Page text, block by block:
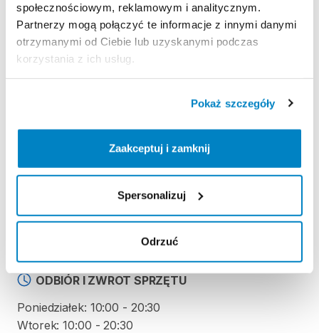
społecznościowym, reklamowym i analitycznym.
Partnerzy mogą połączyć te informacje z innymi danymi
otrzymanymi od Ciebie lub uzyskanymi podczas
korzystania z ich usług.
Pokaż szczegóły
Zaakceptuj i zamknij
Spersonalizuj
Odrzuć
Strona produktu w sklepie
Zasady wypożyczenia
Nie pobieramy kaucji za wypożyczenie tego
ODBIÓR I ZWROT SPRZĘTU
Poniedziałek: 10:00 - 20:30
Wtorek: 10:00 - 20:30